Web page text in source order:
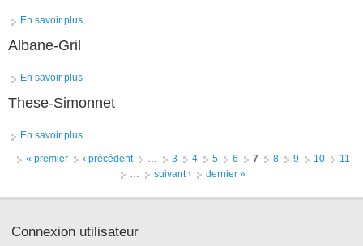
En savoir plus
Albane-Gril
En savoir plus
These-Simonnet
En savoir plus
Pages
« premier ‹ précédent … 3 4 5 6 7 8 9 10
11
…
suivant › dernier »
Connexion utilisateur